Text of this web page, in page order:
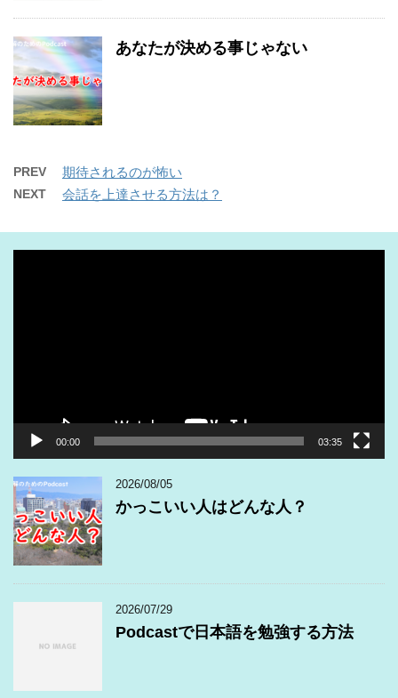
あなたが決める事じゃない
PREV 期待されるのが怖い
NEXT 会話を上達させる方法は？
00:00 03:35
2026/08/05
かっこいい人はどんな人？
2026/07/29
Podcastで日本語を勉強する方法